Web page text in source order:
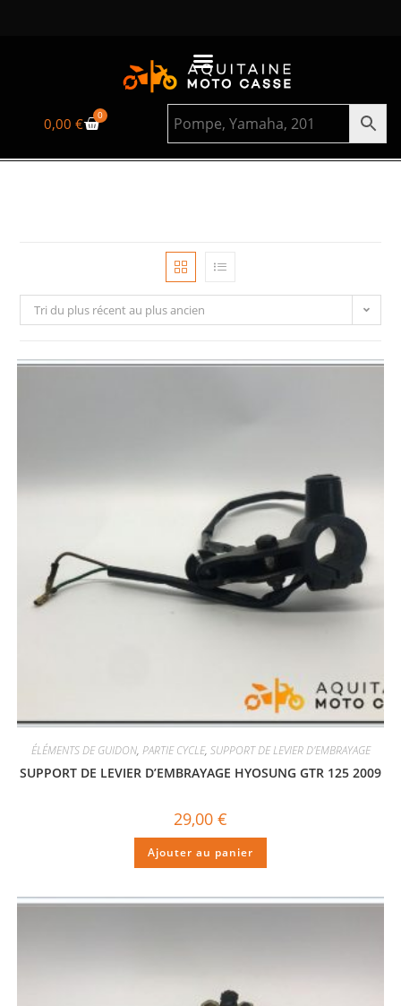
0,00€ 0
Tri du plus récent au plus ancien
ÉLÉMENTS DE GUIDON, PARTIE CYCLE, SUPPORT DE LEVIER D'EMBRAYAGE
SUPPORT DE LEVIER D’EMBRAYAGE HYOSUNG GTR 125 2009
29,00 €
Ajouter au panier